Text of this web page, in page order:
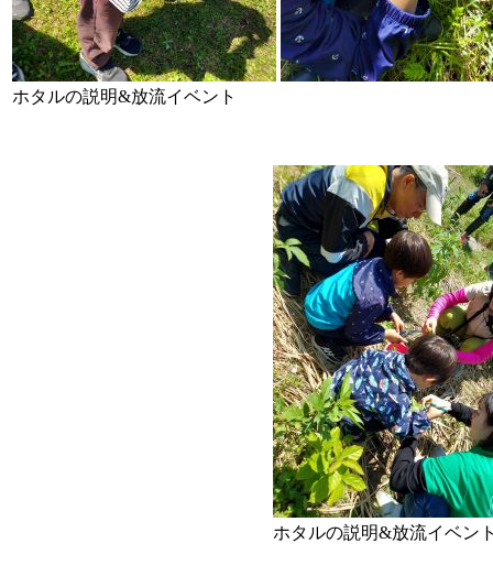
ホタルの説明&放流イベント
ホタルの説明&放流イベン